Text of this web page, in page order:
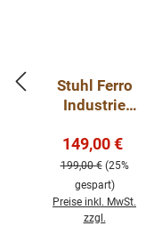
Stuhl Ferro
Industrie
Esszimmerst
uhl in
verschiedene
n Farben
Verkaufspreis:
149,00 €
199,00 € (25%
gespart)
Preise inkl. MwSt.
zzgl.